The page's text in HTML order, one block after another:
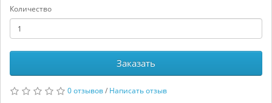
Количество
Заказать
0 отзывов/ Написать отзыв